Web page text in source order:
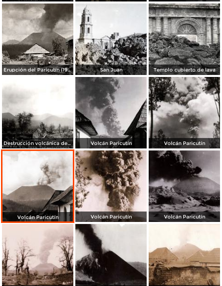
Erupción del Paricutín (1943) San Juan Templo cubierto de lava
Destrucción volcánica del pueblo de San Juan Parangaricutiro Volcán Paricutín Volcán Paricutín
Volcán Paricutín Volcán Paricutín Volcán Paricutín